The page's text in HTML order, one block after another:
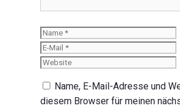
Name
Name, E-Mail-Adresse und
diesem Browser für meinen